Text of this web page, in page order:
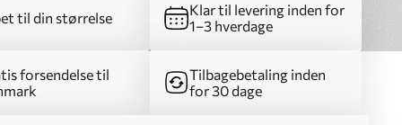
til din størrelse
Klar til levering inden for
1–3 hverdage
forsendelse til
Tilbagebetaling inden
for 30 dage